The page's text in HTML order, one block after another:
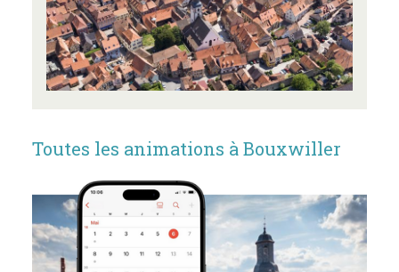
Toutes les animations à Bouxwiller